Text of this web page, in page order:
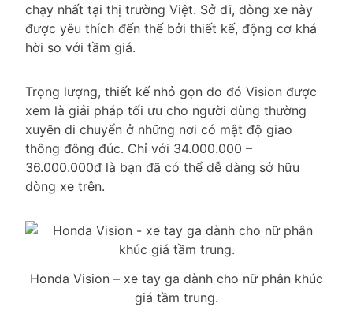
chạy nhất tại thị trường Việt. Sở dĩ, dòng xe này
được yêu thích đến thế bởi thiết kế, động cơ khá
hời so với tầm giá.
Trọng lượng, thiết kế nhỏ gọn do đó Vision được
xem là giải pháp tối ưu cho người dùng thường
xuyên di chuyển ở những nơi có mật độ giao
thông đông đúc. Chỉ với 34.000.000 –
36.000.000đ là bạn đã có thể dễ dàng sở hữu
dòng xe trên.
Honda Vision – xe tay ga dành cho nữ phân khúc
giá tầm trung.